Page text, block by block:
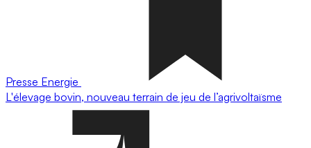
Presse Energie
L'élevage bovin, nouveau terrain de jeu de l’agrivoltaïsme